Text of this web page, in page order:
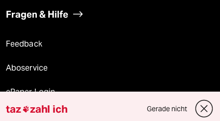
Fragen & Hilfe
Feedback
Aboservice
ePaper Login
Downloads für Abonnierende
taz zahl ich Gerade nicht